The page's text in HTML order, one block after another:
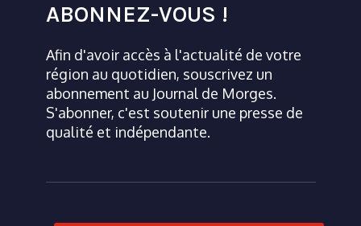
ABONNEZ-VOUS !
Afin d'avoir accès à l'actualité de votre
région au quotidien, souscrivez un
abonnement au Journal de Morges.
S'abonner, c'est soutenir une presse de
qualité et indépendante.